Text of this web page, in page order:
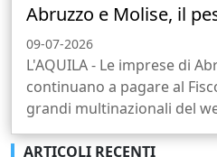
Abruzzo e Molise, il
09-07-2026
L'AQUILA - Le imprese di
continuano a pagare al
grandi multinazionali del
ARTICOLI RECENTI